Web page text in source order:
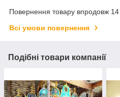
Повернення товару впродовж 14
Всі умови повернення
Подібні товари компанії